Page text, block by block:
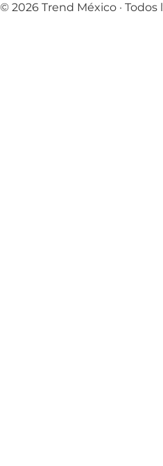
© 2026 Trend México ·